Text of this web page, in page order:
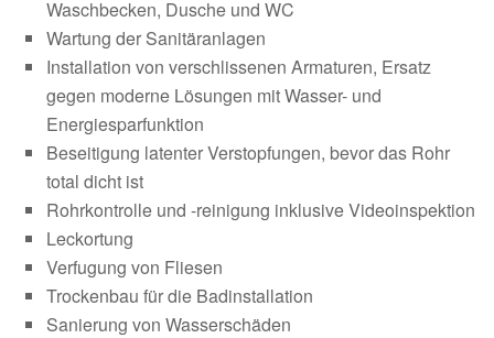
Waschbecken, Dusche und WC
Wartung der Sanitäranlagen
Installation von verschlissenen Armaturen, Ersatz
gegen moderne Lösungen mit Wasser- und
Energiesparfunktion
Beseitigung latenter Verstopfungen, bevor das Rohr
total dicht ist
Rohrkontrolle und -reinigung inklusive Videoinspektion
Leckortung
Verfugung von Fliesen
Trockenbau für die Badinstallation
Sanierung von Wasserschäden